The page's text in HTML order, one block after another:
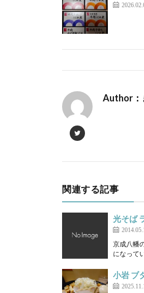
Author：
関連する記事
光そば
京成八幡
になって
小岩 ブ